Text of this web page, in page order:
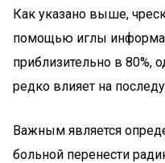
Как указано выше,
помощью иглы
приблизительно в 80%,
редко влияет на
Важным является
больной перенести